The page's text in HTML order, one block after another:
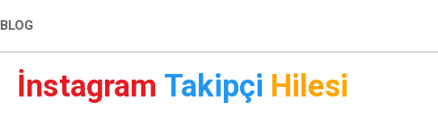
BLOG
İnstagram Takipçi Hilesi